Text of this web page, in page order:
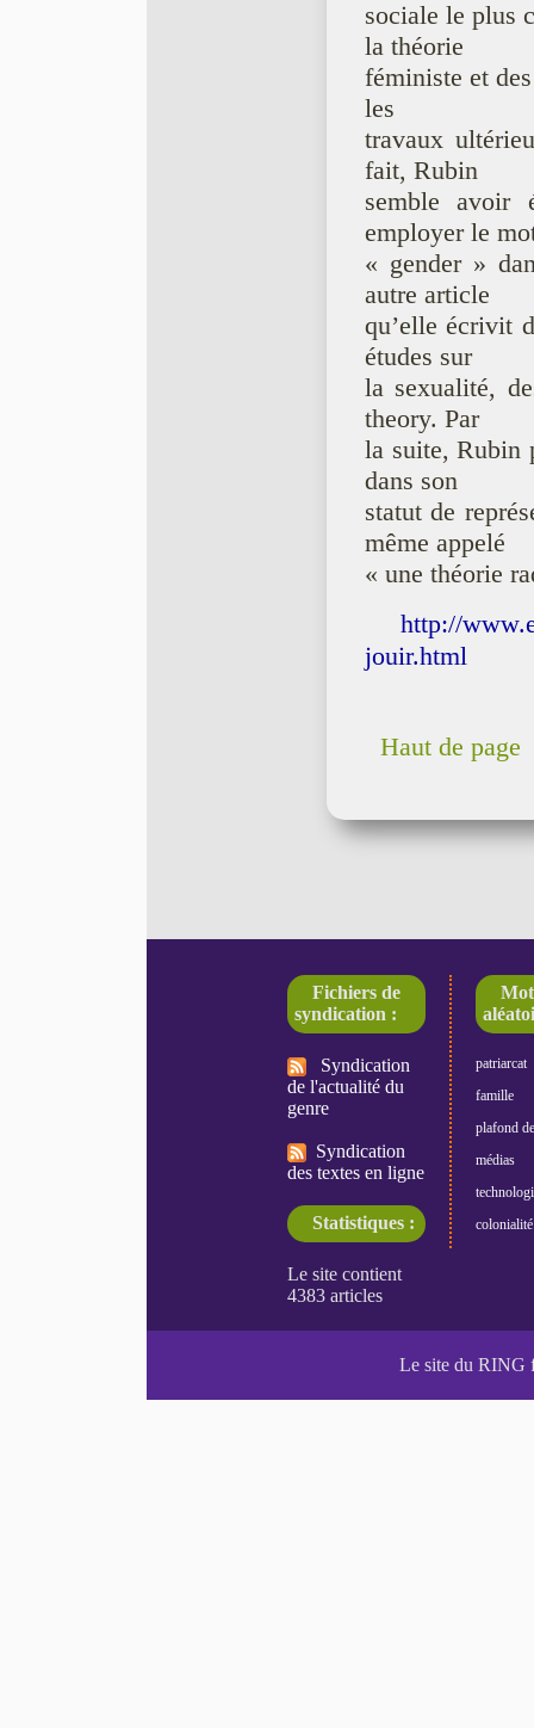
sociale le plus
la théorie
féministe et
les
travaux
fait, Rubin
semble avoir
employer le
« gender »
autre article
qu’elle écrivit
études sur
la sexualité,
theory. Par
la suite, Rubin
dans son
statut de
même appelé
« une théorie
http://
jouir.html
Haut de page
Fichiers de
syndication :
Syndication
de l'actualité du
genre
Syndication
des textes en ligne
Statistiques :
patriarcat
famille
plafond
médias
colonialité
Le site du RING